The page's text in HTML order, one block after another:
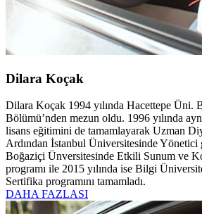
Dilara Koçak
Dilara Koçak 1994 yılında Hacettepe Üni.
Bölümü’nden mezun oldu. 1996 yılında
lisans eğitimini de tamamlayarak Uzman
Ardından İstanbul Üniversitesinde Yönetici
Boğaziçi Ünversitesinde Etkili Sunum ve
programı ile 2015 yılında ise Bilgi
Sertifika programını tamamladı.
DAHA FAZLASI